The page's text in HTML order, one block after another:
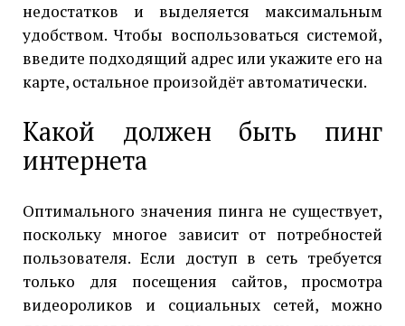
недостатков и выделяется максимальным
удобством. Чтобы воспользоваться системой,
введите подходящий адрес или укажите его на
карте, остальное произойдёт автоматически.
Какой должен быть пинг
интернета
Оптимального значения пинга не существует,
поскольку многое зависит от потребностей
пользователя. Если доступ в сеть требуется
только для посещения сайтов, просмотра
видеороликов и социальных сетей, можно